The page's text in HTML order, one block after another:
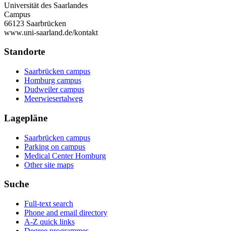
Universität des Saarlandes
Campus
66123 Saarbrücken
www.uni-saarland.de/kontakt
Standorte
Saarbrücken campus
Homburg campus
Dudweiler campus
Meerwiesertalweg
Lagepläne
Saarbrücken campus
Parking on campus
Medical Center Homburg
Other site maps
Suche
Full-text search
Phone and email directory
A-Z quick links